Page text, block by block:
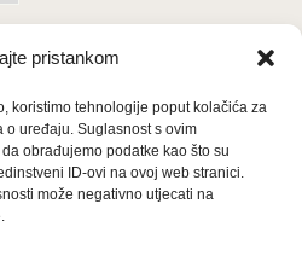
pristankom
koristimo tehnologije poput kolačića za
uređaju. Suglasnost s ovim
obrađujemo podatke kao što su
ID-ovi na ovoj web stranici.
može negativno utjecati na